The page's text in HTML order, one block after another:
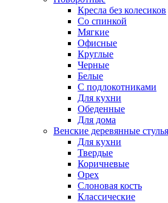
Кресла без колесиков
Со спинкой
Мягкие
Офисные
Круглые
Черные
Белые
С подлокотниками
Для кухни
Обеденные
Для дома
Венские деревянные стулья
Для кухни
Твердые
Коричневые
Орех
Слоновая кость
Классические